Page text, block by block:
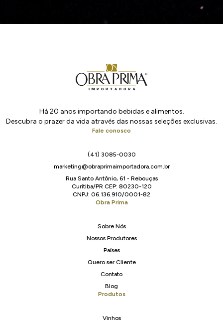
Há 20 anos importando bebidas e alimentos.
Descubra o prazer da vida através das nossas seleções exclusivas.
Fale conosco
(41) 3085-0030
marketing@obraprimaimportadora.com.br
Rua Santo Antônio, 61 - Rebouças
Curitiba/PR CEP: 80230-120
CNPJ: 06.136.910/0001-82
Obra Prima
Sobre Nós
Nossos Produtores
Países
Quero ser Cliente
Contato
Blog
Produtos
Vinhos